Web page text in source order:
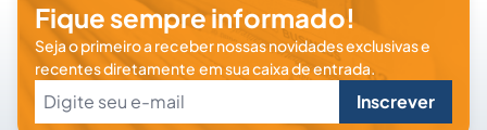
Fique sempre informado!
Seja o primeiro a receber nossas novidades exclusivas e
recentes diretamente em sua caixa de entrada.
Inscrever